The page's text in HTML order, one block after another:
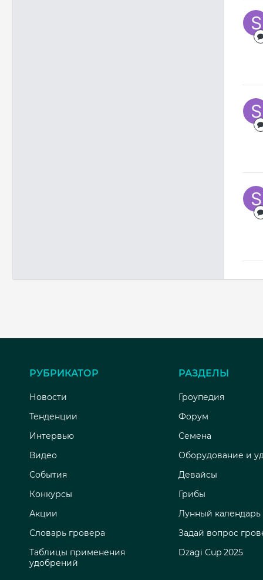
РУБРИКАТОР
Новости
Тенденции
Интервью
Видео
События
Конкурсы
Акции
Словарь гровера
Таблицы применения
удобрений
РАЗДЕЛЫ
Гроупедия
Форум
Семена
Оборудование и
Девайсы
Грибы
Лунный календарь
Задай вопрос
Dzagi Cup 2025